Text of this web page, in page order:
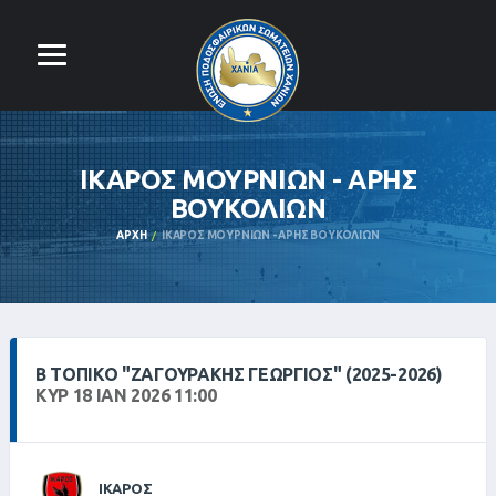
ΙΚΑΡΟΣ ΜΟΥΡΝΙΩΝ - ΑΡΗΣ
ΒΟΥΚΟΛΙΩΝ
ΑΡΧΉ ΙΚΑΡΟΣ ΜΟΥΡΝΙΩΝ - ΑΡΗΣ ΒΟΥΚΟΛΙΩΝ
Β ΤΟΠΙΚΌ "ΖΑΓΟΥΡΑΚΗΣ ΓΕΩΡΓΙΟΣ" (2025-2026)
ΚΥΡ 18 ΙΑΝ 2026 11:00
ΙΚΑΡΟΣ